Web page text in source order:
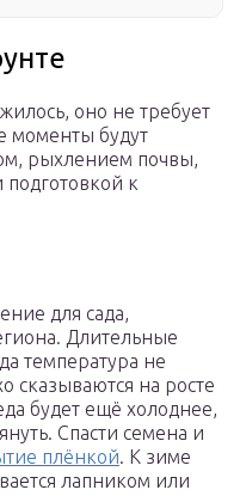
оно не требует
моменты будут
рыхлением почвы,
подготовкой к
для сада,
Длительные
температура не
сказываются на росте
будет ещё холоднее,
Спасти семена и
плёнкой. К зиме
лапником или